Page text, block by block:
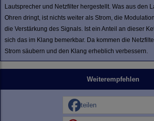
Lautsprecher und Netzfilter hergestellt. Was aus den
Ohren dringt, ist nichts weiter als Strom, die
die Verstärkung des Signals. Ist ein Anteil an dieser
sich das im Klang bemerkbar. Da kommen die
Strom säubern und den Klang erheblich verbessern.
Weiterempfehlen
teilen